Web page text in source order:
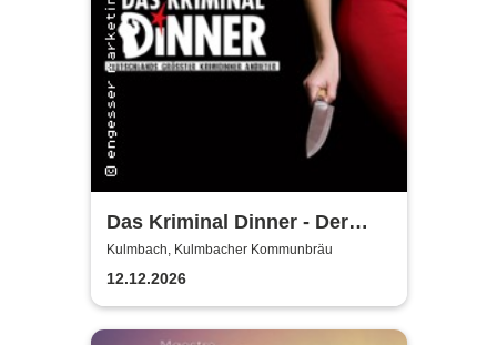
Das Kriminal Dinner - Der
letzte Joint der Marie Juana
Kulmbach, Kulmbacher Kommunbräu
12.12.2026